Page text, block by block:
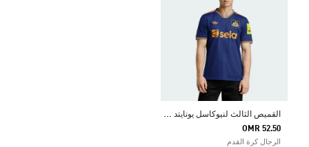
ا
لقميص الثالث لنيوكاسل يونايتد FC 25/26
OMR 52.50
الرجال كرة القدم